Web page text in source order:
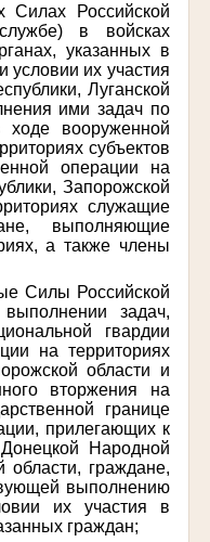
Силах Российской
в войсках
указанных в
условии их участия
Луганской
ими задач по
ходе вооруженной
субъектов
операции на
Запорожской
служащие
выполняющие
а также члены
Силы Российской
задач,
гвардии
на территориях
области и
вторжения на
границе
прилегающих к
Народной
области, граждане,
выполнению
их участия в
граждан;